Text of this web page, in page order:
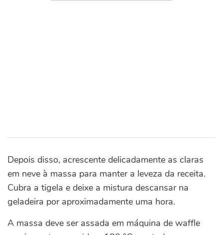
Depois disso, acrescente delicadamente as claras
em neve à massa para manter a leveza da receita.
Cubra a tigela e deixe a mistura descansar na
geladeira por aproximadamente uma hora.
A massa deve ser assada em máquina de waffle